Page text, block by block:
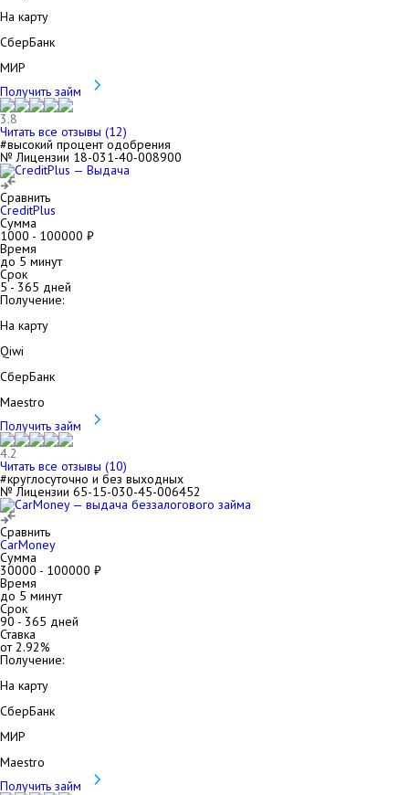
На карту
СберБанк
МИР
Получить займ
3.8
Читать все отзывы (12)
#высокий процент одобрения
№ Лицензии 18-031-40-008900
Сравнить
CreditPlus
Сумма
1000 - 100000 ₽
Время
до 5 минут
Срок
5- 365 дней
Получение:
На карту
Qiwi
СберБанк
Maestro
Получить займ
4.2
Читать все отзывы (10)
#круглосуточно и без выходных
№ Лицензии 65-15-030-45-006452
Сравнить
CarMoney
Сумма
30000 - 100000 ₽
Время
до 5 минут
Срок
90 - 365 дней
Ставка
от2.92%
Получение:
На карту
СберБанк
МИР
Maestro
Получить займ